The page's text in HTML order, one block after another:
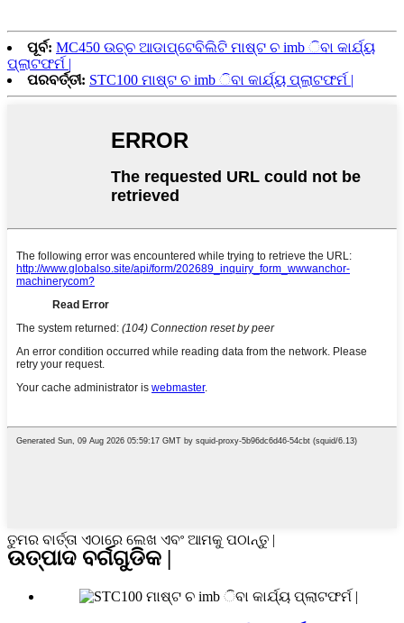
ପୂର୍ବ: MC450 ଉଚ୍ଚ ଆଡାପ୍ଟେବିଲିଟି ମାଷ୍ଟ ଚ imb ିବା କାର୍ଯ୍ୟ
ପ୍ଲାଟଫର୍ମ |
ପରବର୍ତ୍ତୀ: STC100 ମାଷ୍ଟ ଚ imb ିବା କାର୍ଯ୍ୟ ପ୍ଲାଟଫର୍ମ |
ତୁମର ବାର୍ତ୍ତା ଏଠାରେ ଲେଖ ଏବଂ ଆମକୁ ପଠାନ୍ତୁ |
ଉତ୍ପାଦ ବର୍ଗଗୁଡିକ |